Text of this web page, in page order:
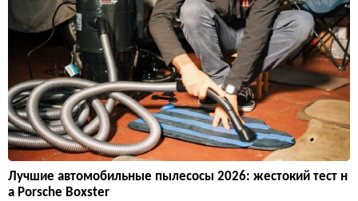
Лучшие автомобильные пылесосы 2026: жестокий тест н
а Porsche Boxster